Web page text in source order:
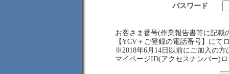
パスワード
お客さま番号(作業報告書等に記載
【YCV＋ご登録の電話番号】にて
※2018年6月14日以前にご加入の
マイページID(アクセスナンバー)